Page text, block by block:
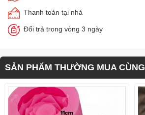
Thanh toán tại nhà
Đổi trả trong vòng 3 ngày
SẢN PHẨM THƯỜNG MUA CÙNG